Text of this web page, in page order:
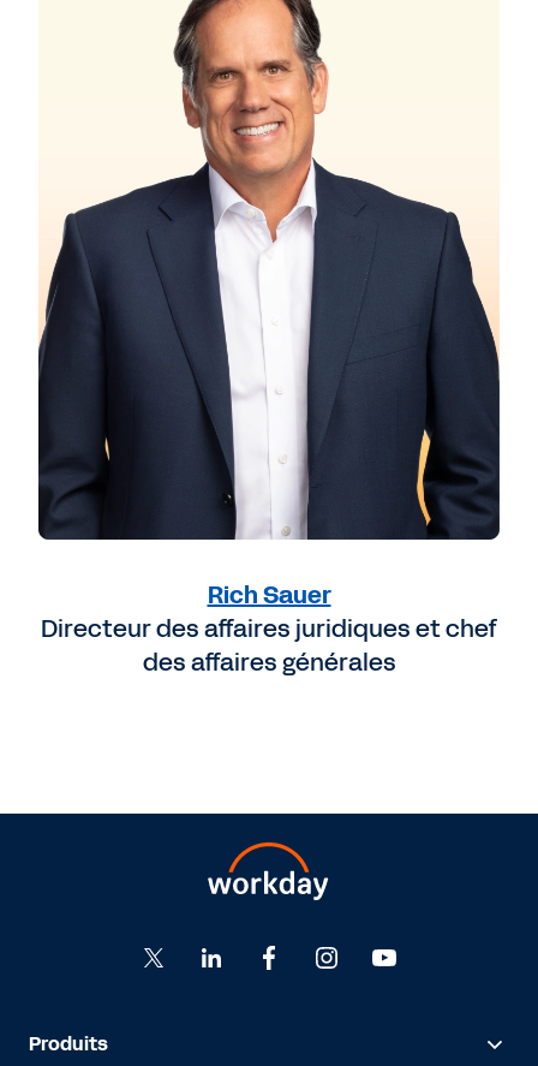
Rich Sauer
Directeur des affaires juridiques et chef
des affaires générales
Produits